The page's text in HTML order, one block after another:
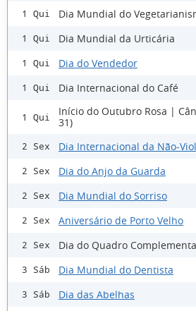
1 Qui Dia Mundial do
1 Qui Dia Mundial da Urticária
1 Qui Dia do Vendedor
1 Qui Dia Internacional do Café
1 Qui
Início do Outubro Rosa |
31)
2 Sex Dia Internacional da Não-
2 Sex Dia do Anjo da Guarda
2 Sex Dia Mundial do Sorriso
2 Sex Aniversário de Porto Velho
2 Sex Dia do Quadro
3 Sáb Dia Mundial do Dentista
3 Sáb Dia das Abelhas